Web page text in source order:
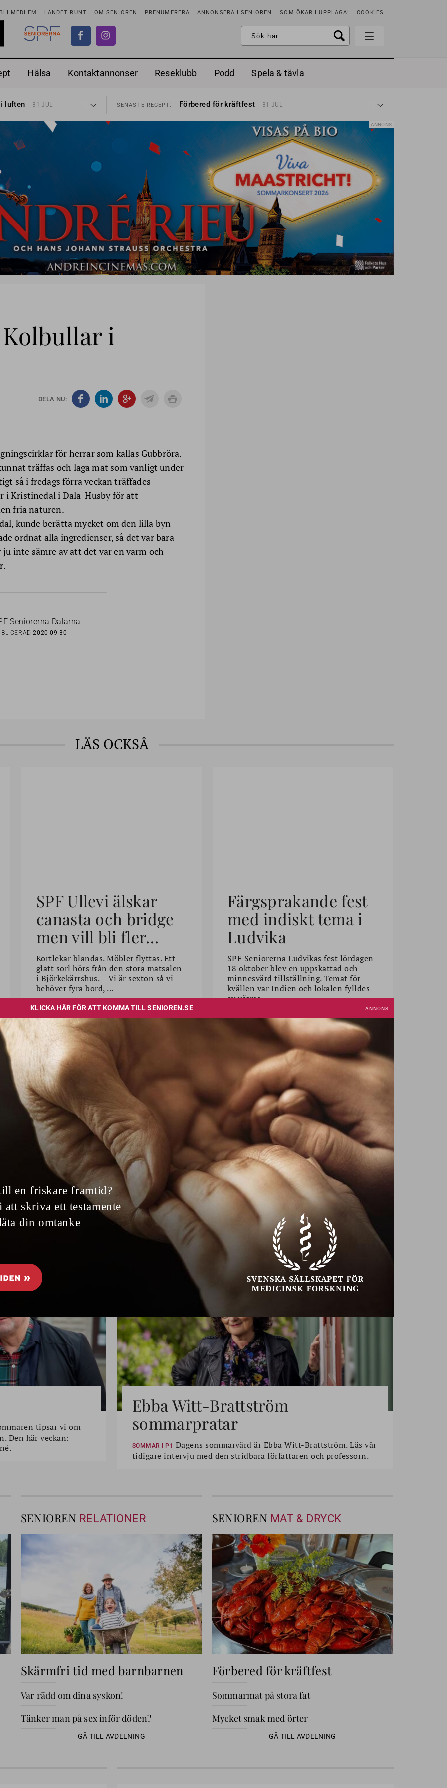
MEDLEM LANDET RUNT OM SENIOREN PRENUMERERA ANNONSERA I SENIOREN – SOM ÖKAR I UPPLAGA! COOKIES
Hälsa Kontaktannonser Reseklubb Podd Spela & tävla
luften 31 JUL
30 JUL
i Sverige
27 JUL
SENASTE RECEPT: Förbered för kräftfest 31 JUL
SENASTE RECEPT: Sommarmat på stora fat 3 JUL
Timjankokta jordgubbar med vaniljglass 18 JUN
Mycket smak med örter 13 JUN
SENASTE RECEPT: Mums med munsbitar 3 MAJ
SENASTE RECEPT: Ranchdipp med gräddfil, dill och persilja 2 MAJ
Förbered för kräftfest 31 JUL
ANNONS
i
DELA NU:
för herrar som kallas Gubbröra.
träffas och laga mat som vanligt under
så i fredags förra veckan träffades
i Kristinedal i Dala-Husby för att
fria naturen.
kunde berätta mycket om den lilla byn
ordnat alla ingredienser, så det var bara
inte sämre av att det var en varm och
Seniorerna Dalarna
2020-09-30
LÄS OCKSÅ
SPF Ullevi älskar
canasta och bridge
men vill bli fler…
Kortlekar blandas. Möbler flyttas. Ett
glatt sorl hörs från den stora matsalen
i Björkekärrshus. – Vi är sexton så vi
behöver fyra bord, …
Färgsprakande fest
med indiskt tema i
Ludvika
SPF Seniorerna Ludvikas fest lördagen
18 oktober blev en uppskattad och
minnesvärd tillställning. Temat för
kvällen var Indien och lokalen fylldes
av värme, …
FRÅN LÖPET
rökbastu och
mycket att upptäcka
Mer power åt seniorer!
BLI STARK MED MICHAIL
Muskelpower, det vill säga förmågan att
utveckla kraft snabbt, är en kritisk faktor för äldre. Här visar
Seniorens träningsexpert Michail Tonkonogi, professor i
medicinsk vetenskap, några övningar som tränar förmågan.
tipsar vi om
Den här veckan:
Ebba Witt-Brattström
sommarpratar
SOMMAR I P1 Dagens sommarvärd är Ebba Witt-Brattström. Läs vår
tidigare intervju med den stridbara författaren och professorn.
SENIOREN RELATIONER
Skärmfri tid med barnbarnen
Var rädd om dina syskon!
Tänker man på sex inför döden?
GÅ TILL AVDELNING
SENIOREN MAT & DRYCK
Förbered för kräftfest
Sommarmat på stora fat
Mycket smak med örter
GÅ TILL AVDELNING